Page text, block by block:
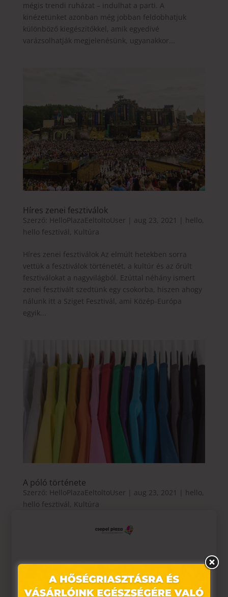
mégis trendi ruházat – indulhat a parti. A
kinézetünket azonban még jobban feldobhatjuk
különböző kiegészítőkkel, amik egyedivé
varázsolhatják megjelenésünk, ugyanakkor...
Híres zenei fesztiválok
Szerző: HelloPlazaEeltoltoUser aug 23, 2021 hello,
hello fesztivál, Kultúra
Híres zenei fesztiválok Az elmúlt hetekben sorra
vettük a fesztiválok történetét, a kultúr és az őrült
fesztiválokat a nagyvilágból. Ezúttal néhány ismert
zenei fesztivált szedtünk egy csokorba, hiszen ahogy
nálunk itt a Sziget Fesztivál, ami Közép-Európa
egyik...
A póló története
Szerző: HelloPlazaEeltoltoUser aug 23, 2021 hello,
hello fesztivál, Kultúra
A póló története A fesztiválok, de a mindennapjaink
egyik kedvenc viselete is a póló. Kitűrve, betűrve,
vagy mintás változatban hordjuk minden alkalomra,
hiszen kényelmes, könnyen variálható és változatos
viselet....
Ez az oldal sütiket használ
Weboldalunkon „cookie"-kat (továbbiakban „süti")